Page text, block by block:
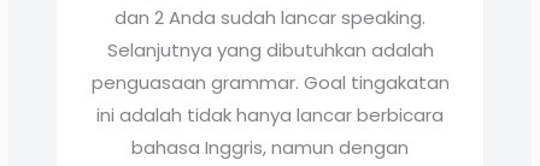
dan 2 Anda sudah lancar speaking.
Selanjutnya yang dibutuhkan adalah
penguasaan grammar. Goal tingakatan
ini adalah tidak hanya lancar berbicara
bahasa Inggris, namun dengan